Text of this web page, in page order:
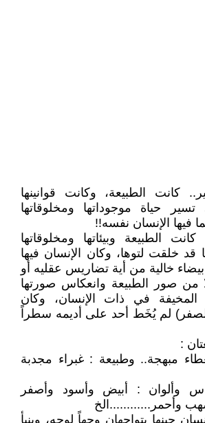
كانت الطبيعة، وكانت قوانينها
حياة موجوداتها ومخلوقاتها
فيها الإنسان نفسه!!
الطبيعة وبيئاتها ومخلوقاتها
قد خلقت لتوها، وكان الإنسان فيها
خالية من أية تضاريس عقليه أو
من صور الطبيعة وانعكاس صورتها
المخيفة في ذات الإنسان، وكان
لم يُخَط أحد على أديمه سطراً
:
مبهجة.. وطبيعة : غبراء مجدبة
وألوان : أبيض وأسود وأصفر
وأحمر............الخ
حينها يتواجهان وجهاً لوجه، وينبأ